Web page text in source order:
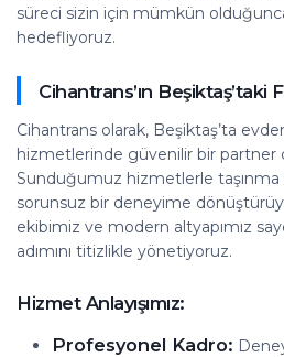
süreci sizin için mümkün
hedefliyoruz.
Cihantrans’ın Beşiktaş’taki
Cihantrans olarak, Beşiktaş’ta
hizmetlerinde güvenilir bir partner
Sunduğumuz hizmetlerle taşınma
sorunsuz bir deneyime
ekibimiz ve modern altyapımız
adımını titizlikle yönetiyoruz.
Hizmet Anlayışımız:
Profesyonel Kadro: